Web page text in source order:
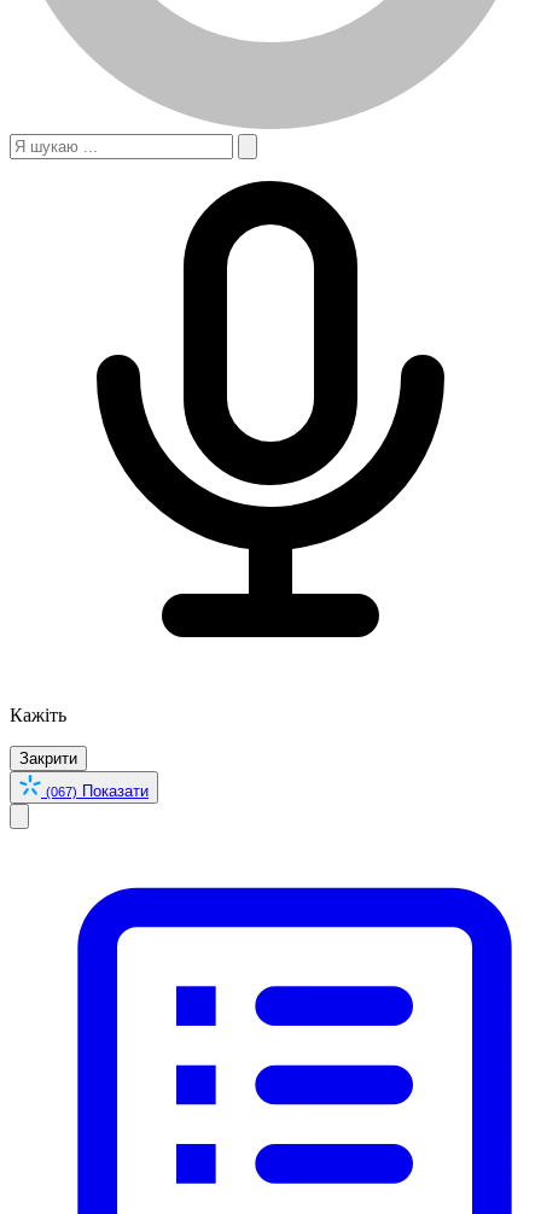
Кажіть
Закрити
(067) Показати